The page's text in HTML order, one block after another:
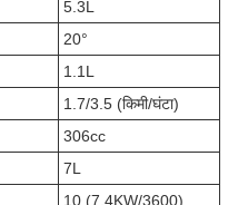
5.3L
20°
1.1L
1.7/3.5 (किमी/घंटा)
306cc
7L
10 (7.4KW/3600)